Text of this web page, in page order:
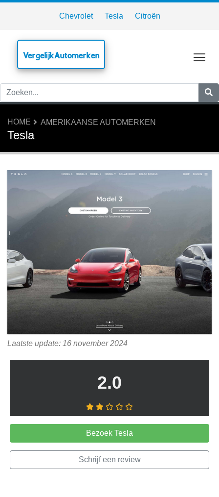
Chevrolet Tesla Citroën
VergelijkAutomerken
HOME AMERIKAANSE AUTOMERKEN
Tesla
Laatste update: 16 november 2024
2.0
Bezoek Tesla
Schrijf een review